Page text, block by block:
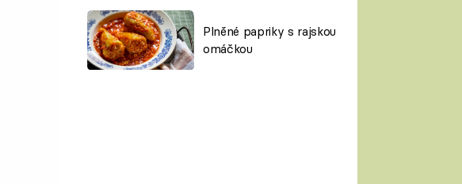
Plněné papriky s rajskou
omáčkou